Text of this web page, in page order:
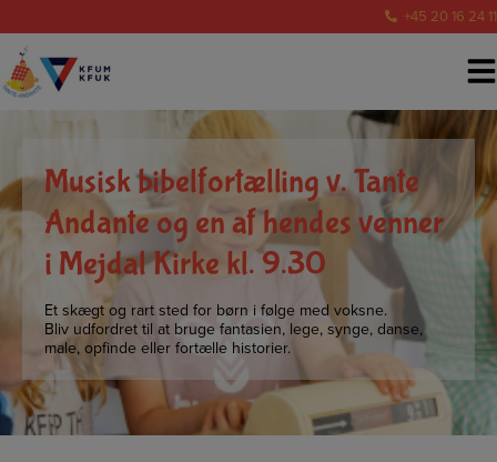
indholdet
+45 20 16 24 11
Musisk bibelfortælling v. Tante
Andante og en af hendes venner
i Mejdal Kirke kl. 9.30
Et skægt og rart sted for børn i følge med voksne.
Bliv udfordret til at bruge fantasien, lege, synge, danse,
male, opfinde eller fortælle historier.